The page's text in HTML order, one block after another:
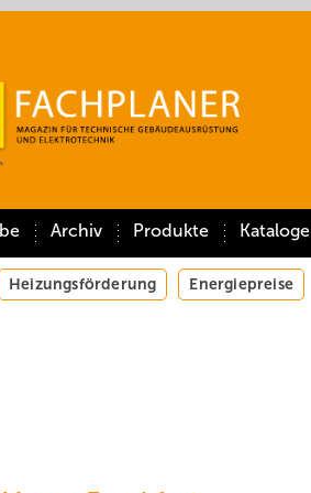
Archiv Produkte Kataloge
Heizungsförderung Energiepreise